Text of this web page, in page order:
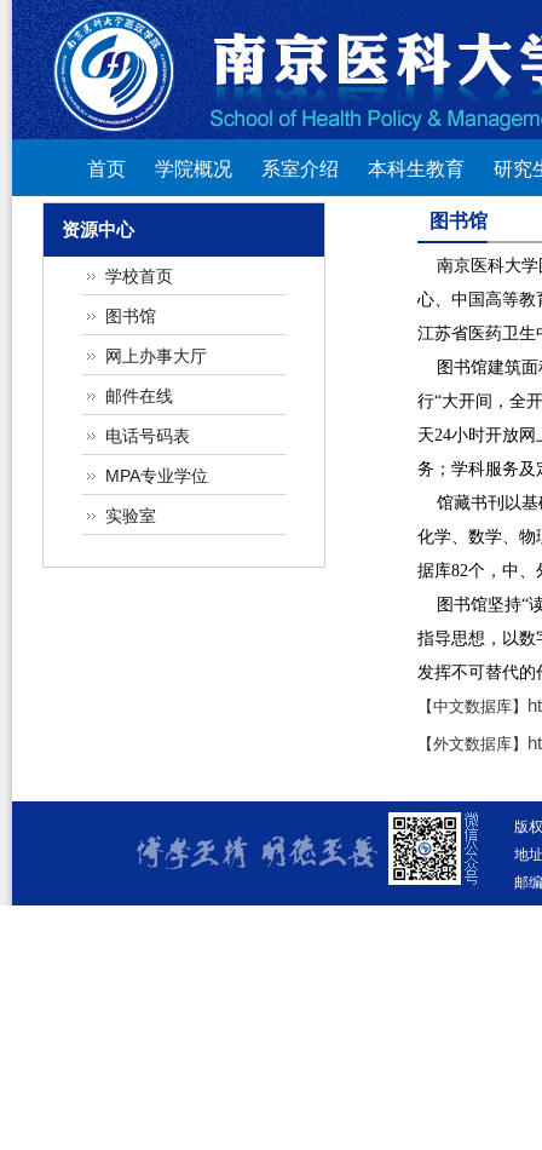
首页 学院概况 系室介绍 本科生教育 研究
资源中心
学校首页
图书馆
网上办事大厅
邮件在线
电话号码表
MPA专业学位
实验室
图书馆
南京医科大学
心、中国高等教
江苏省医药卫
图书馆建筑面
行“大开间，全
天24小时开放
务；学科服务
馆藏书刊以基
化学、数学、物
据库82个，中
图书馆坚持“
指导思想，以数
发挥不可替代的
【中文数据库】
【外文数据库】
版
地
邮